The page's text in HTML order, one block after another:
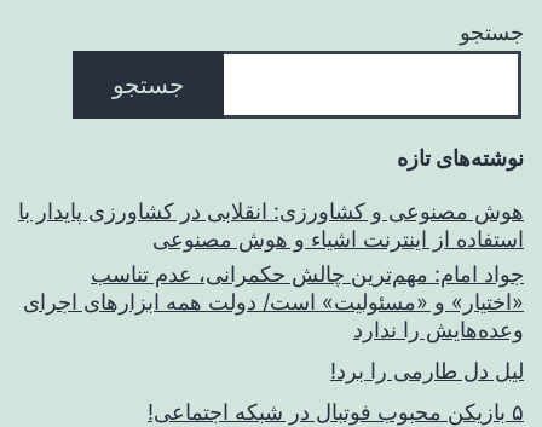
جستجو
جستجو
نوشته‌های تازه
هوش مصنوعی و کشاورزی: انقلابی در کشاورزی پایدار با
استفاده از اینترنت اشیاء و هوش مصنوعی
جواد امام: مهم‌ترین چالش حکمرانی، عدم تناسب
«اختیار» و «مسئولیت» است/ دولت همه ابزارهای اجرای
وعده‌هایش را ندارد
لیل دل طارمی را برد!
۵ بازیکن محبوب فوتبال در شبکه اجتماعی!